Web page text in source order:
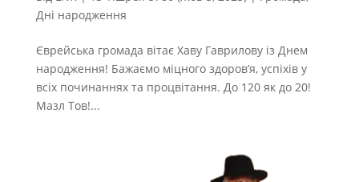
Дні народження
Єврейська громада вітає Хаву Гаврилову із Днем
народження! Бажаємо міцного здоров’я, успіхів у
всіх починаннях та процвітання. До 120 як до 20!
Мазл Тов!...